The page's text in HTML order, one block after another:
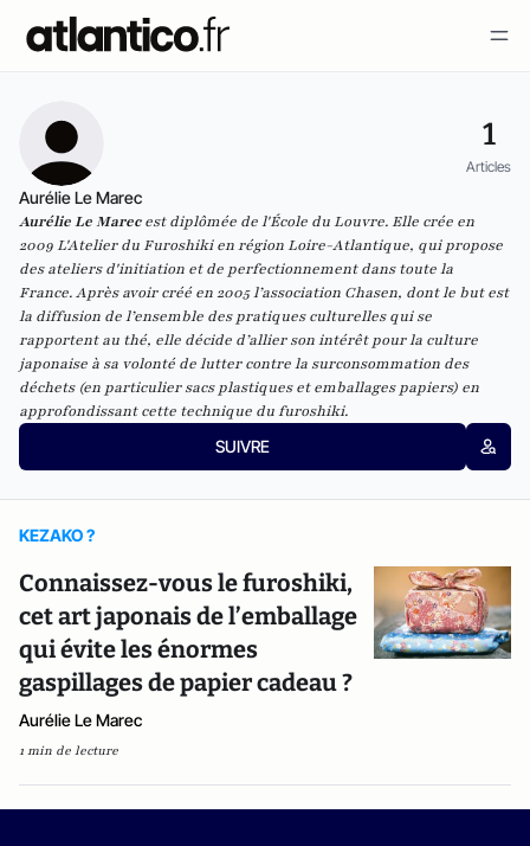
1
Articles
Aurélie Le Marec
Aurélie Le Marecest diplômée de l'École du Louvre. Elle crée en
2009L'Atelier du Furoshikien région Loire-Atlantique, qui propose
des ateliers d'initiation et de perfectionnement dans toute la
France. Après avoir créé en 2005 l’association Chasen, dont le but est
la diffusion de l’ensemble des pratiques culturelles qui se
rapportent au thé, elle décide d’allier son intérêt pour la culture
japonaise à sa volonté de lutter contre la surconsommation des
déchets (en particulier sacs plastiques et emballages papiers) en
approfondissant cette technique du furoshiki.
SUIVRE
KEZAKO ?
Connaissez-vous le furoshiki,
cet art japonais de l’emballage
qui évite les énormes
gaspillages de papier cadeau ?
Aurélie Le Marec
1 min de lecture